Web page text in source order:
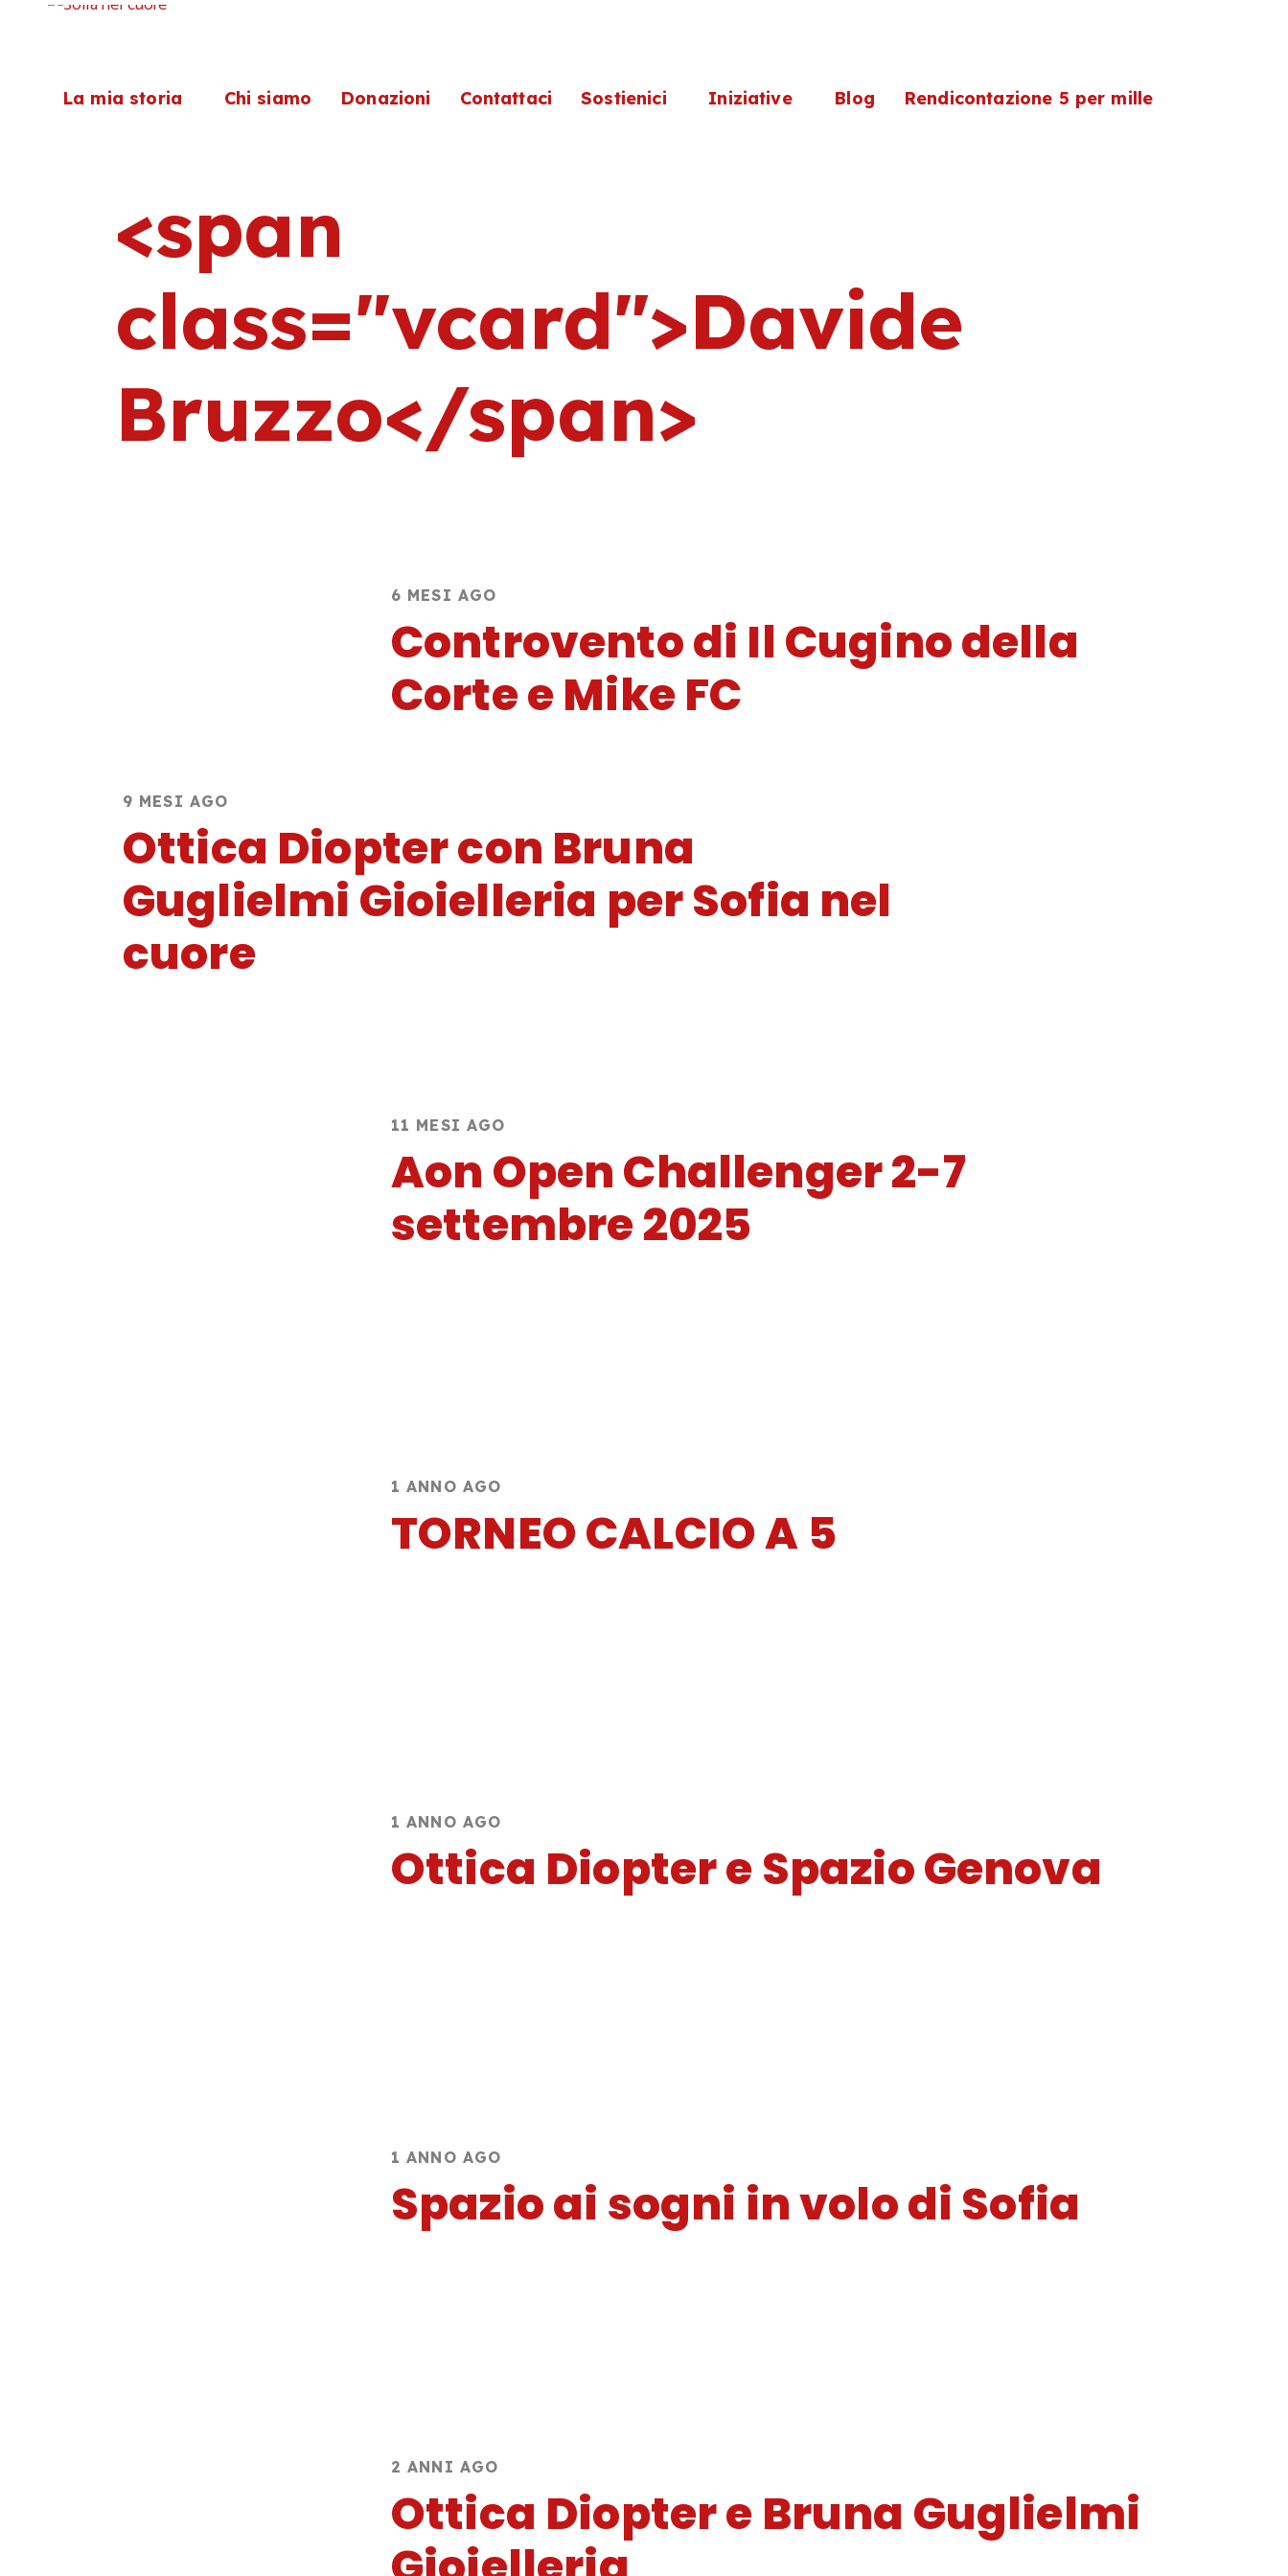
La mia storia Chi siamo Donazioni Contattaci Sostienici Iniziative Blog Rendicontazione 5 per mille
<span
class="vcard">Davide
Bruzzo</span>
6 MESI AGO
Controvento di Il Cugino della
Corte e Mike FC
9 MESI AGO
Ottica Diopter con Bruna
Guglielmi Gioielleria per Sofia nel
cuore
11 MESI AGO
Aon Open Challenger 2-7
settembre 2025
1 ANNO AGO
TORNEO CALCIO A 5
1 ANNO AGO
Ottica Diopter e Spazio Genova
1 ANNO AGO
Spazio ai sogni in volo di Sofia
2 ANNI AGO
Ottica Diopter e Bruna Guglielmi